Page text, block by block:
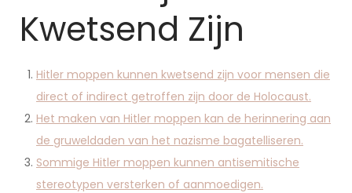
Kwetsend Zijn
Hitler moppen kunnen kwetsend zijn voor mensen die
direct of indirect getroffen zijn door de Holocaust.
Het maken van Hitler moppen kan de herinnering aan
de gruweldaden van het nazisme bagatelliseren.
Sommige Hitler moppen kunnen antisemitische
stereotypen versterken of aanmoedigen.